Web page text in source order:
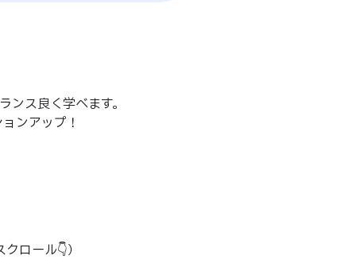
ス良く学べます。
ンアップ！
ロール👇）